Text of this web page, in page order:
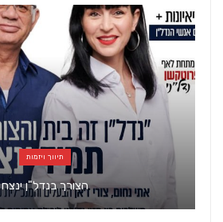
תיווך ויזמות
הצורך בנדל"ן ינצח